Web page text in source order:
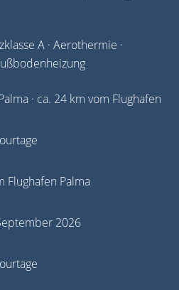
A · Aerothermie ·
· ca. 24 km vom Flughafen
Flughafen Palma
2026